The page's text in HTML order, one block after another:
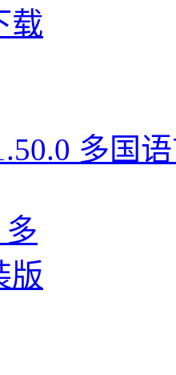
载
多国